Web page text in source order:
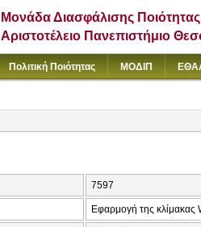
Μονάδα Διασφάλισης Ποιότητας
Αριστοτέλειο Πανεπιστήμιο
Πολιτική Ποιότητας ΜΟΔΙΠ
7597
Εφαρμογή της κλίμακας